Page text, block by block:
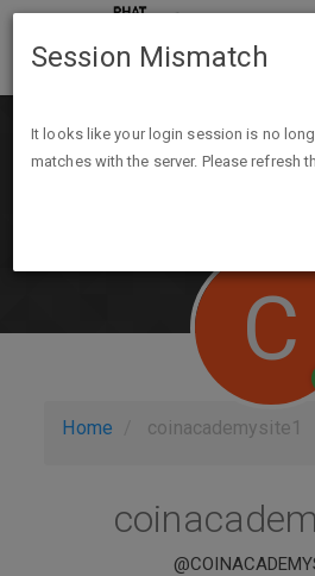
Home coinacademysite1
C
Session Mismatch
It looks like your login session is no
matches with the server. Please refresh